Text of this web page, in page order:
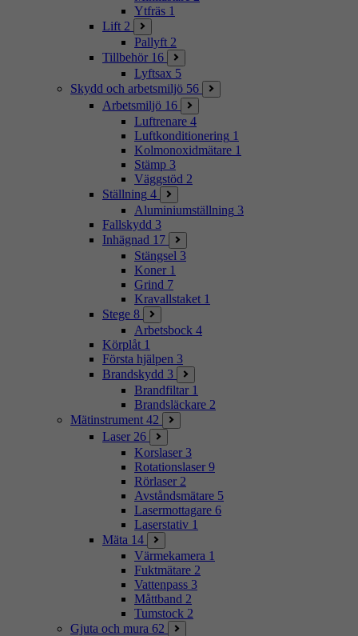
Ytfräs 1
Lift 2
Pallyft 2
Tillbehör 16
Lyftsax 5
Skydd och arbetsmiljö 56
Arbetsmiljö 16
Luftrenare 4
Luftkonditionering 1
Kolmonoxidmätare 1
Stämp 3
Väggstöd 2
Ställning 4
Aluminiumställning 3
Fallskydd 3
Inhägnad 17
Stängsel 3
Koner 1
Grind 7
Kravallstaket 1
Stege 8
Arbetsbock 4
Körplåt 1
Första hjälpen 3
Brandskydd 3
Brandfiltar 1
Brandsläckare 2
Mätinstrument 42
Laser 26
Korslaser 3
Rotationslaser 9
Rörlaser 2
Avståndsmätare 5
Lasermottagare 6
Laserstativ 1
Mäta 14
Värmekamera 1
Fuktmätare 2
Vattenpass 3
Måttband 2
Tumstock 2
Gjuta och mura 62